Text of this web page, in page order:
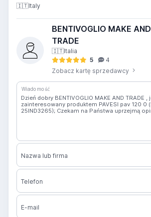
🇮🇹Italy
BENTIVOGLIO MAKE AND
TRADE
🇮🇹Italia
5
4
Zobacz kartę sprzedawcy
Wiadomość
Nazwa lub firma
Telefon
E-mail